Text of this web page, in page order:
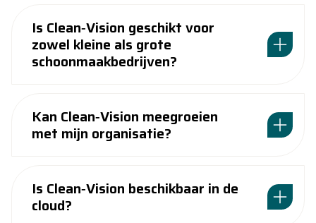
Is Clean‑Vision geschikt voor
zowel kleine als grote
schoonmaakbedrijven?
Kan Clean‑Vision meegroeien
met mijn organisatie?
Is Clean‑Vision beschikbaar in de
cloud?